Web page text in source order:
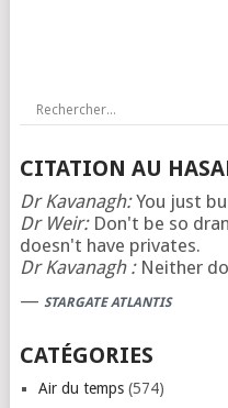
CITATION AU
Dr Kavanagh:You just
Dr Weir:Don't be so
doesn't have privates.
Dr Kavanagh :Neither
— STARGATE ATLANTIS
CATÉGORIES
Air du temps(574)